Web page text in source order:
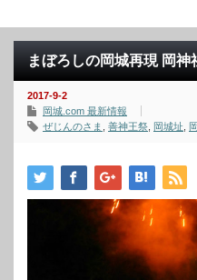
まぼろしの岡城再現 岡
2017-9-2
岡城.com 最新情報
ぜじんのさま
善神王祭 岡城址